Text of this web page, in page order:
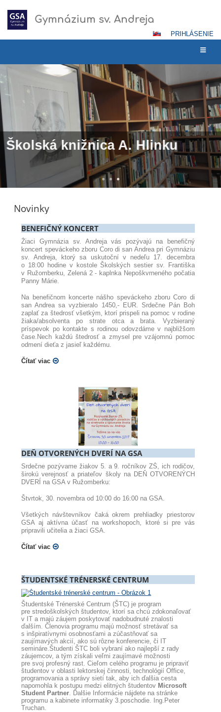
Gymnázium sv. Andreja
PRIHLÁSENIE
stránka
Školská knižnica A. Hlinku
V školskom roku 2018/2019 sme pre našich žiakov sprístupnili priestory
novej školskej knižnice a malej študovne na GSA
Novinky
BENEFIČNÝ KONCERT
Žiaci Gymnázia sv. Andreja vás pozývajú na benefičný
koncert speváckeho zboru Coro di san Andrea pri Gymnáziu
sv. Andreja, ktorý sa uskutoční v nedeľu 17. decembra
o 18:00 hodine vkostole Školských sestier sv. Františka
v Ružomberku, Zelená 2 - kaplnka Nepoškvrneného počatia
Panny Márie.
Na benefičnom koncerte nášho speváckeho zboru Coro di
san Andrea sa vyzbieralo 1450,- EUR.
Srdečne Pán Boh
zaplať za štedrosť všetkým, ktorí prispeli na pomoc v rodine
žiaka/absolventa po strate otca a brata. Vyzbieraný
príspevok po kontakte s rodinou odovzdáme v najbližšom
čase. Nech každú štedrosť a zmysel pre vzájomnú pomoc
odmení dieťa z jasieľ každému.
Čítať viac
DEŇ OTVORENÝCH DVERÍ NA GSA
Srdečne pozývame žiakov 5. a 9. ročníkov ZŠ, ich rodičov,
širokú verejnosť a priateľov školy na DEŇ OTVORENÝCH
DVERÍ na GSA v Ružomberku:
Štvrtok, 30. novembra od 10:00 do 16:00 na GSA.
Všetkých návštevníkov čaká okrem prehliadky priestorov
GSA aj aktívna účasť na workshopoch, ktoré si pre vás
pripravili učitelia a žiaci GSA.
Čítať viac
ŠTUDENTSKÉ TRÉNERSKÉ CENTRUM
Študentské Trénerské Centrum (ŠTC) je program
pre stredoškolských študentov, ktorí sa chcú zdokonaľovať
v IT a majú záujem poskytovať nadobudnuté znalosti
ďalším. Členovia programu majú možnosť stretávať sa
s inšpiratívnymi osobnosťami a zúčastňovať sa
zaujímavých akcií, ako sú rôzne konferencie, či IT
semináre.Študenti ŠTC boli vybraní ako najlepší z rady
záujemcov, a tým získali veľmi zaujímavé možnosti
pre svoj profesný rast. Cieľom celého programu je pripraviť
študentov v oblasti lektorskej činnosti, technológií Office,
programovania a správy sietí tak, aby ich ďalšia cesta
napomohla k postupu medzi elitných študentov Microsoft
Student Partner . Ďalšie Informácie nájdete na stránke
programu a kabinete informatiky 3.poschodie. Ing.Peter
Truchan.